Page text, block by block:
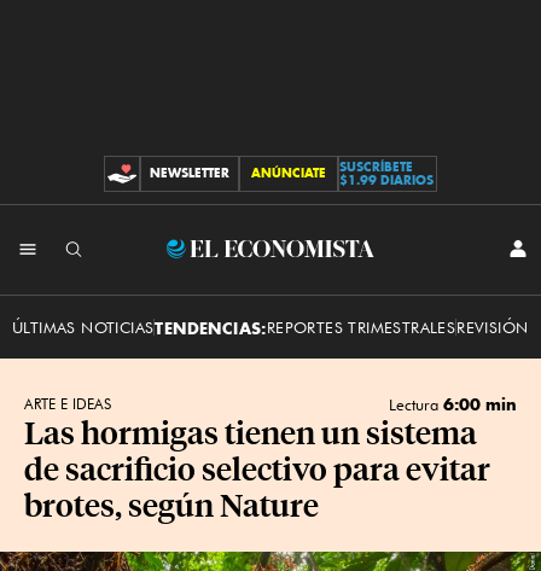
CONTRIBUCIONES
NEWSLETTER ANÚNCIATE
SUSCRÍBETE
$1.99 DIARIOS
El
ÚLTIMAS NOTICIASTENDENCIAS:REPORTES TRIMESTRALESREVISIÓN
ARTE E IDEAS Lectura 6:00 min
Las hormigas tienen un sistema
de sacrificio selectivo para evitar
brotes, según Nature